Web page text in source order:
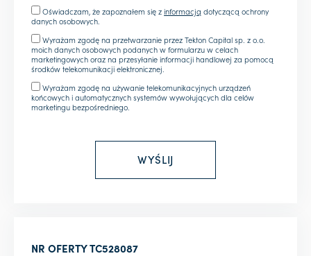
Oświadczam, że zapoznałem się zinformacją dotyczącą ochrony
danych osobowych.
Wyrażam zgodę na przetwarzanie przez Tekton Capital sp. z o.o.
moich danych osobowych podanych w formularzu w celach
marketingowych oraz na przesyłanie informacji handlowej za pomocą
środków telekomunikacji elektronicznej.
Wyrażam zgodę na używanie telekomunikacyjnych urządzeń
końcowych i automatycznych systemów wywołujących dla celów
marketingu bezpośredniego.
NR OFERTYTC528087